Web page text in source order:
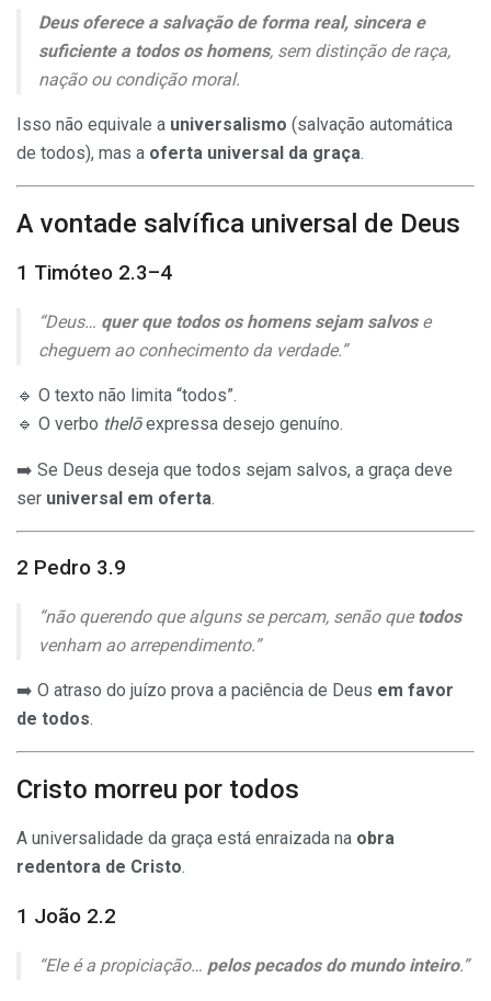
Deus oferece a salvação de forma real, sincera e
suficiente a todos os homens, sem distinção de raça,
nação ou condição moral.
Isso não equivale a universalismo (salvação automática
de todos), mas a oferta universal da graça.
A vontade salvífica universal de Deus
1 Timóteo 2.3–4
“Deus… quer que todos os homens sejam salvose
cheguem ao conhecimento da verdade.”
🔹 O texto não limita “todos”.
🔹 O verbo thelōexpressa desejo genuíno.
➡️ Se Deus deseja que todos sejam salvos, a graça deve
ser universal em oferta.
2 Pedro 3.9
“não querendo que alguns se percam, senão quetodos
venham ao arrependimento.”
➡️ O atraso do juízo prova a paciência de Deus em favor
de todos.
Cristo morreu por todos
A universalidade da graça está enraizada na obra
redentora de Cristo.
1 João 2.2
“Ele é a propiciação… pelos pecados do mundo inteiro.”